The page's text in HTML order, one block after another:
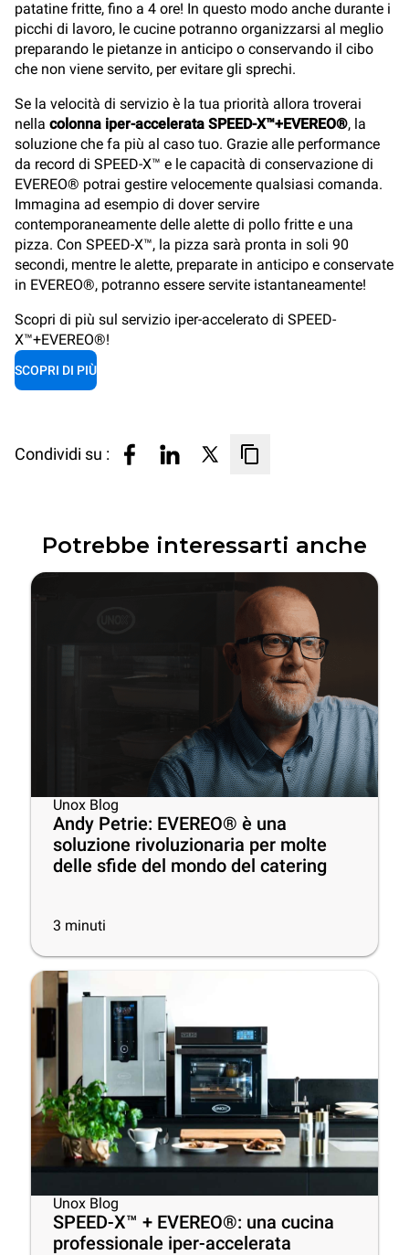
patatine fritte, fino a 4 ore! In questo modo anche durante i
picchi di lavoro, le cucine potranno organizzarsi al meglio
preparando le pietanze in anticipo o conservando il cibo
che non viene servito, per evitare gli sprechi.
Se la velocità di servizio è la tua priorità allora troverai
nella colonna iper-accelerata SPEED-X™+EVEREO®, la
soluzione che fa più al caso tuo. Grazie alle performance
da record di SPEED-X™ e le capacità di conservazione di
EVEREO® potrai gestire velocemente qualsiasi comanda.
Immagina ad esempio di dover servire
contemporaneamente delle alette di pollo fritte e una
pizza. Con SPEED-X™, la pizza sarà pronta in soli 90
secondi, mentre le alette, preparate in anticipo e conservate
in EVEREO®, potranno essere servite istantaneamente!
Scopri di più sul servizio iper-accelerato di SPEED-
X™+EVEREO®!
SCOPRI DI PIÙ
Condividi su :
Potrebbe interessarti anche
Unox Blog
Andy Petrie: EVEREO® è una
soluzione rivoluzionaria per molte
delle sfide del mondo del catering
3 minuti
Unox Blog
SPEED-X™ + EVEREO®: una cucina
professionale iper-accelerata